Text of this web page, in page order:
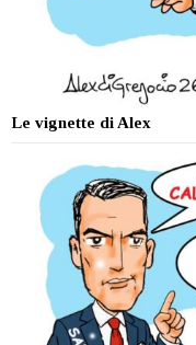
Le vignette di Alex